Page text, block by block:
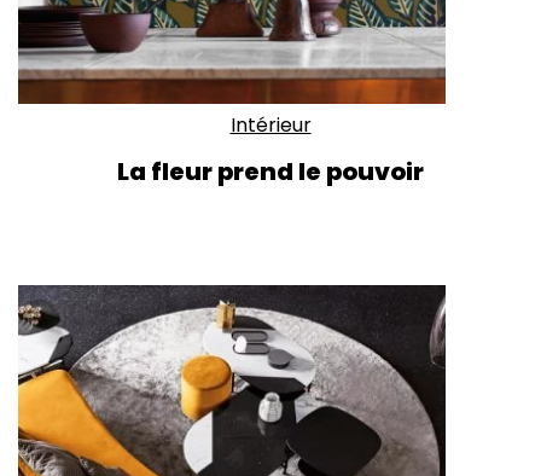
Intérieur
La fleur prend le pouvoir